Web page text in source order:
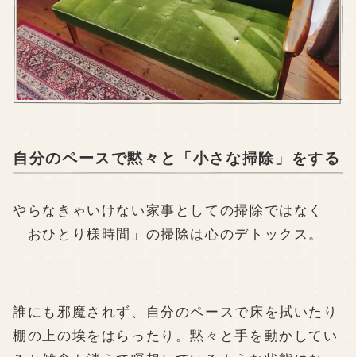
自分のペースで黙々と「小さな掃除」をする
やらなきゃいけない家事としての掃除ではなく
「おひとり様時間」の掃除は心のデトックス。
誰にも邪魔されず、自分のペースで床を拭いたり
棚の上の埃をはらったり。黙々と手を動かしてい